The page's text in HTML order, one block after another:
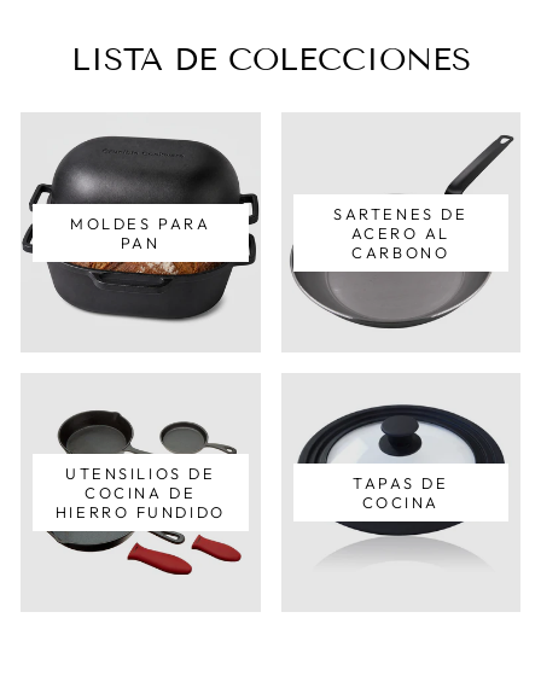
LISTA DE COLECCIONES
MOLDES PARA
PAN
SARTENES DE
ACERO AL
CARBONO
UTENSILIOS DE
COCINA DE
HIERRO FUNDIDO
TAPAS DE
COCINA